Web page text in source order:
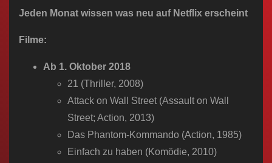
Jeden Monat wissen was neu auf Netflix erscheint
Filme:
Ab 1. Oktober 2018
21 (Thriller, 2008)
Attack on Wall Street (Assault on Wall
Street; Action, 2013)
Das Phantom-Kommando (Action, 1985)
Einfach zu haben (Komödie, 2010)